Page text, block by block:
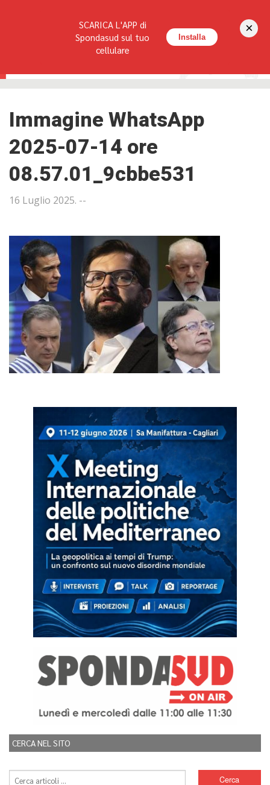
HOME LA RIVISTA REDAZIONE CONTATTI
Immagine WhatsApp
2025-07-14 ore
08.57.01_9cbbe531
16 Luglio 2025. --
CERCA NEL SITO
SCARICA L'APP di
Spondasud sul tuo
cellulare
Installa
×